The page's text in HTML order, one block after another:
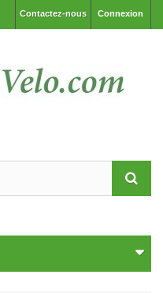
Connexion
Contactez-nous